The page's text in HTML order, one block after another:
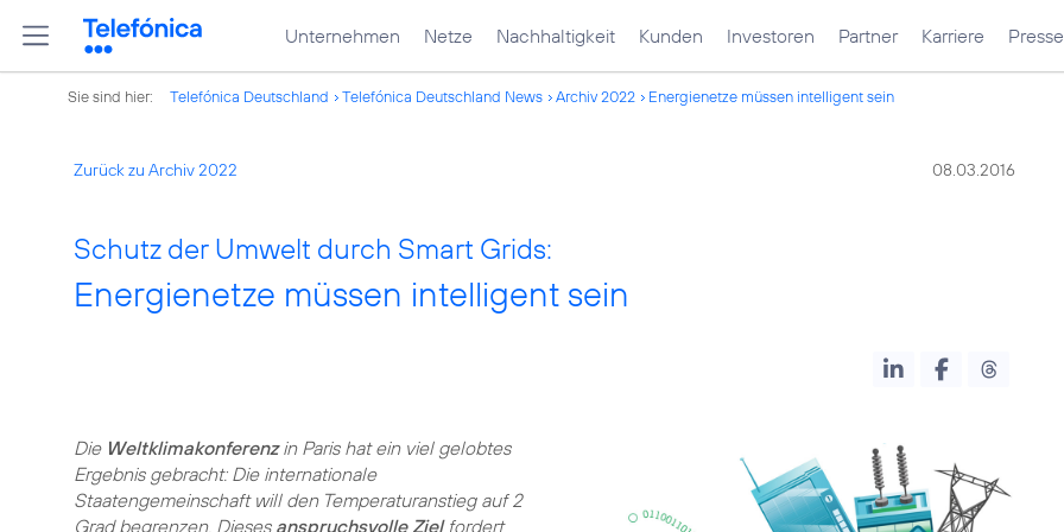
Unternehmen Netze Nachhaltigkeit Kunden Investoren Partner Karriere Presse
Sie sind hier: Telefónica Deutschland Telefónica Deutschland News Archiv 2022 Energienetze müssen intelligent sein
Zurück zu Archiv 2022 08.03.2016
Schutz der Umwelt durch Smart Grids:
Energienetze müssen intelligent sein
Die Weltklimakonferenzin Paris hat ein viel gelobtes
Ergebnis gebracht: Die internationale
Staatengemeinschaft will den Temperaturanstieg auf 2
Grad begrenzen. Dieses anspruchsvolle Zielfordert